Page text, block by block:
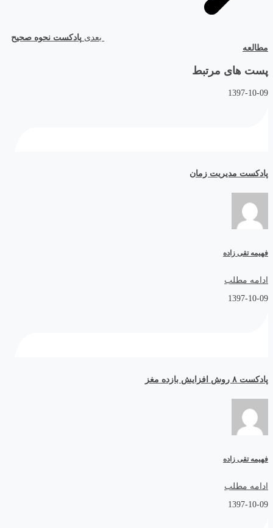
بعدی پادکست نحوه صحیح
مطالعه
پست های مرتبط
1397-10-09
پادکست مدیریت زمان
فهیمه تقی زاده
ادامه مطلب
1397-10-09
پادکست ۸ روش افزایش بازده مغز
فهیمه تقی زاده
ادامه مطلب
1397-10-09